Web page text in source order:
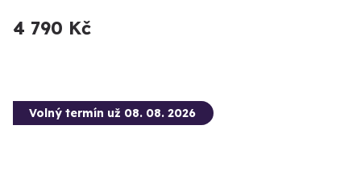
4 790 Kč
Volný termín už 08. 08. 2026